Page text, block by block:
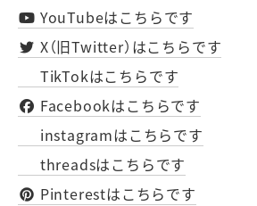
YouTubeはこちらです
X（旧Twitter）はこちらです
TikTokはこちらです
Facebookはこちらです
instagramはこちらです
threadsはこちらです
Pinterestはこちらです